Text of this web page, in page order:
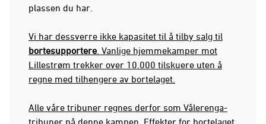
plassen du har.
Vi har dessverre ikke kapasitet til å tilby salg til
bortesupportere . Vanlige hjemmekamper mot
Lillestrøm trekker over 10.000 tilskuere uten å
regne med tilhengere av bortelaget.
Alle våre tribuner regnes derfor som Vålerenga-
tribuner på denne kampen. Effekter for bortelaget